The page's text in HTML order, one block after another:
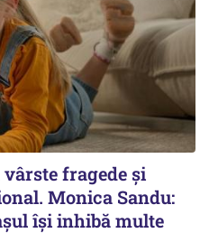
fragede și
Monica Sandu:
își inhibă multe